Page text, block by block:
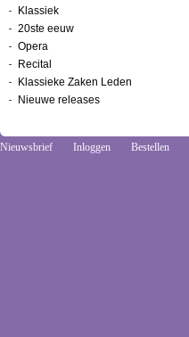
Klassiek
20ste eeuw
Opera
Recital
Klassieke Zaken Leden
Nieuwe releases
Nieuwsbrief Inloggen Bestellen